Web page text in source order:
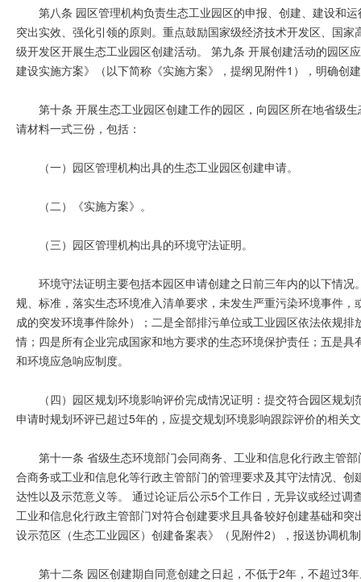
第八条 园区管理机构负责生态工业园区的申报、创建、建设和
突出实效、强化引领的原则。重点鼓励国家级经济技术开发区、国
级开发区开展生态工业园区创建活动。 第九条 开展创建活动的园区
建设实施方案》（以下简称《实施方案》，提纲见附件1），明确创
第十条 开展生态工业园区创建工作的园区，向园区所在地省级
请材料一式三份，包括：
（一）园区管理机构出具的生态工业园区创建申请。
（二）《实施方案》。
（三）园区管理机构出具的环境守法证明。
环境守法证明主要包括本园区申请创建之日前三年内的以下情
规、标准，落实生态环境准入清单要求，未发生严重污染环境事件
成的突发环境事件除外）；二是全部排污单位或工业园区依法依规
情；四是所有企业完成国家和地方要求的生态环境保护责任；五是
和环境应急响应制度。
（四）园区规划环境影响评价完成情况证明：提交符合园区规
申请时规划环评已超过5年的，应提交规划环境影响跟踪评价的相关
第十一条 省级生态环境部门会同商务、工业和信息化行政主管
合商务或工业和信息化等行政主管部门的管理要求及其守法情况、
达性以及示范意义等。 通过论证后公示5个工作日，无异议或经过
工业和信息化行政主管部门对符合创建要求且具备较好创建基础和
设示范区（生态工业园区）创建备案表》（见附件2），报送协调机
第十二条 园区创建期自同意创建之日起，不低于2年，不超过3